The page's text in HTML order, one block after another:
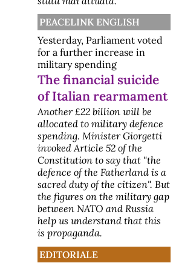
PEACELINK ENGLISH
Yesterday, Parliament voted
for a further increase in
military spending
The financial suicide
of Italian rearmament
Another £22 billion will be
allocated to military defence
spending. Minister Giorgetti
invoked Article 52 of the
Constitution to say that "the
defence of the Fatherland is a
sacred duty of the citizen". But
the figures on the military gap
between NATO and Russia
help us understand that this
is propaganda.
EDITORIALE